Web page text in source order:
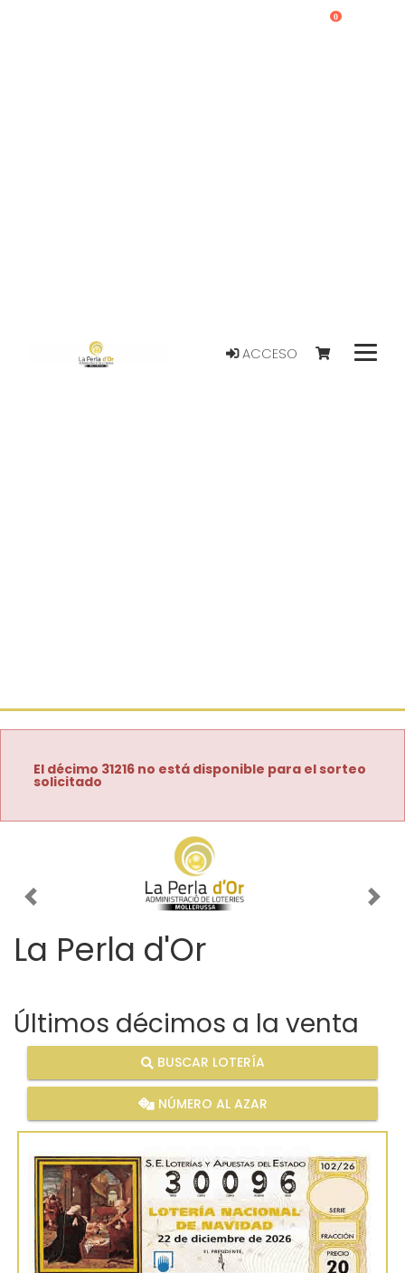
ACCESO
0
El décimo 31216 no está disponible para el sorteo
solicitado
Imagen anterior
La Perla d'Or
Últimos décimos a la venta
BUSCAR LOTERÍA
NÚMERO AL AZAR